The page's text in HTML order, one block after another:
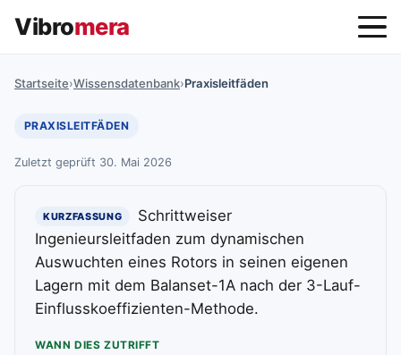
Vibromera
Startseite›Wissensdatenbank›Praxisleitfäden
PRAXISLEITFÄDEN
Zuletzt geprüft 30. Mai 2026
KURZFASSUNG
Schrittweiser
Ingenieursleitfaden zum dynamischen
Auswuchten eines Rotors in seinen eigenen
Lagern mit dem Balanset-1A nach der 3-Lauf-
Einflusskoeffizienten-Methode.
WANN DIES ZUTRIFFT